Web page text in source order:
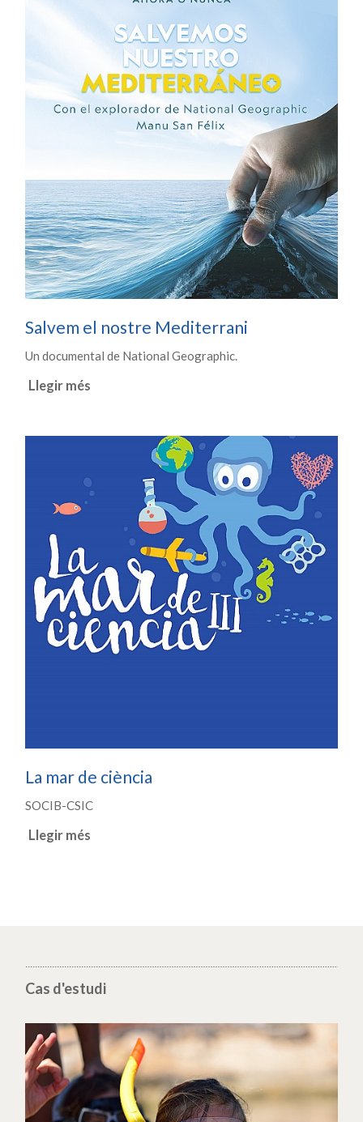
Salvem el nostre Mediterrani
Un documental de National Geographic.
Llegir més
La mar de ciència
SOCIB-CSIC
Llegir més
Cas d'estudi